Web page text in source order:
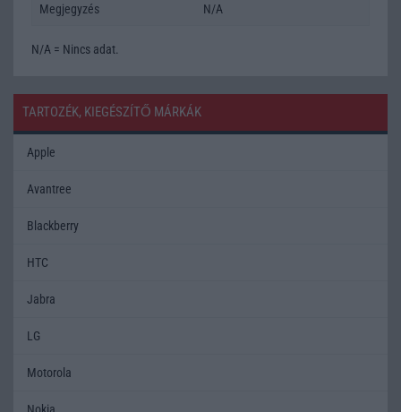
Megjegyzés N/A
N/A = Nincs adat.
TARTOZÉK, KIEGÉSZÍTŐ MÁRKÁK
Apple
Avantree
Blackberry
HTC
Jabra
LG
Motorola
Nokia